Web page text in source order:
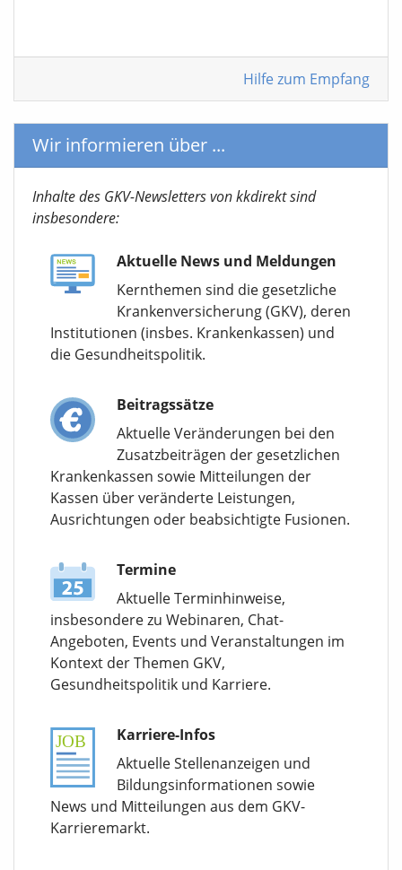
Hilfe zum Empfang
Wir informieren über ...
Inhalte des GKV-Newsletters von kkdirekt sind
insbesondere:
Aktuelle News und Meldungen
Kernthemen sind die gesetzliche
Krankenversicherung (GKV), deren
Institutionen (insbes. Krankenkassen) und
die Gesundheitspolitik.
Beitragssätze
Aktuelle Veränderungen bei den
Zusatzbeiträgen der gesetzlichen
Krankenkassen sowie Mitteilungen der
Kassen über veränderte Leistungen,
Ausrichtungen oder beabsichtigte Fusionen.
Termine
Aktuelle Terminhinweise,
insbesondere zu Webinaren, Chat-
Angeboten, Events und Veranstaltungen im
Kontext der Themen GKV,
Gesundheitspolitik und Karriere.
Karriere-Infos
Aktuelle Stellenanzeigen und
Bildungsinformationen sowie
News und Mitteilungen aus dem GKV-
Karrieremarkt.